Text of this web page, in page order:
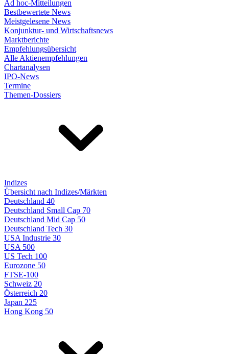
Ad hoc-Mitteilungen
Bestbewertete News
Meistgelesene News
Konjunktur- und Wirtschaftsnews
Marktberichte
Empfehlungsübersicht
Alle Aktienempfehlungen
Chartanalysen
IPO-News
Termine
Themen-Dossiers
Indizes
Übersicht nach Indizes/Märkten
Deutschland 40
Deutschland Small Cap 70
Deutschland Mid Cap 50
Deutschland Tech 30
USA Industrie 30
USA 500
US Tech 100
Eurozone 50
FTSE-100
Schweiz 20
Österreich 20
Japan 225
Hong Kong 50